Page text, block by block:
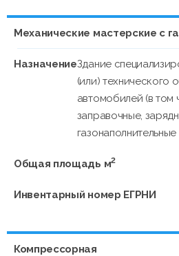
Механические мастерские с
НазначениеЗдание
(или) технического
автомобилей (в том
заправочные,
газонаполнительные
Общая площадь м2
Инвентарный номер ЕГРНИ
Компрессорная